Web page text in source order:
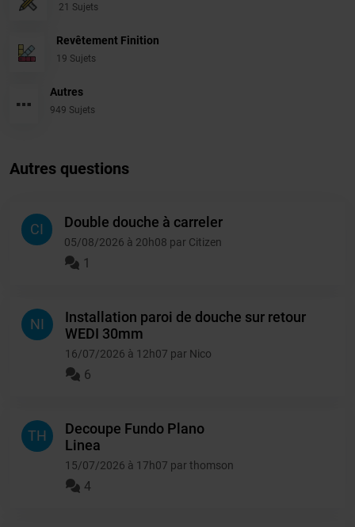
21 Sujets
Revêtement Finition
19 Sujets
Autres
949 Sujets
Autres questions
CI Double douche à carreler
05/08/2026 à 20h08 par Citizen
1
NI
Installation paroi de douche sur retour
WEDI 30mm
16/07/2026 à 12h07 par Nico
6
TH
Decoupe Fundo Plano
Linea
15/07/2026 à 17h07 par thomson
4